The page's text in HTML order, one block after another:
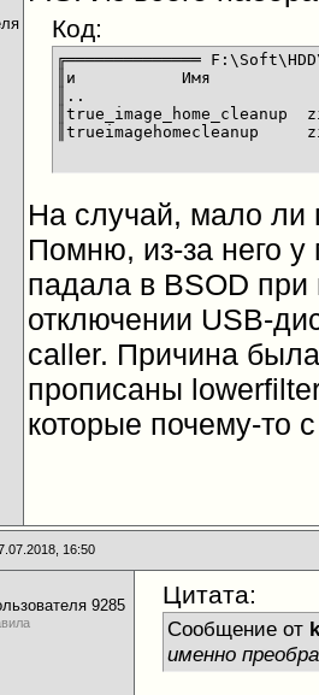
Код:
╔══════════════
║и           Имя
║..                          │
║true_image_home_cleanup
║trueimagehomecleanup
На случай, мало ли
Помню, из-за него
падала в BSOD при
отключении USB-
caller. Причина
прописаны
которые почему-то
16:50
Цитата:
Сообщение от
именно